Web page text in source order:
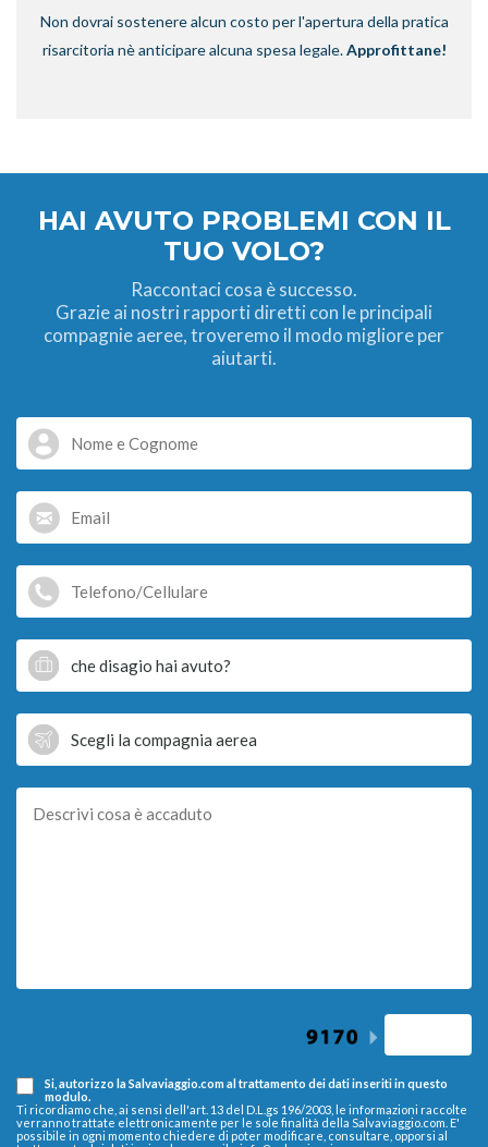
Non dovrai sostenere alcun costo per l'apertura della pratica
risarcitoria nè anticipare alcuna spesa legale.Approfittane!
HAI AVUTO PROBLEMI CON IL
TUO VOLO?
Raccontaci cosa è successo.
Grazie ai nostri rapporti diretti con le principali
compagnie aeree, troveremo il modo migliore per
aiutarti.
Si, autorizzo la Salvaviaggio.com al trattamento dei dati inseriti in questo
modulo.
Ti ricordiamo che, ai sensi dell'art. 13 del D.L.gs 196/2003, le informazioni raccolte
verranno trattate elettronicamente per le sole finalità della Salvaviaggio.com. E'
possibile in ogni momento chiedere di poter modificare, consultare, opporsi al